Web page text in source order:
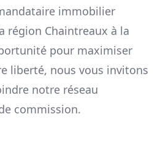
immobilier
région Chaintreaux à la
pour maximiser
liberté, nous vous invitons
notre réseau
commission.